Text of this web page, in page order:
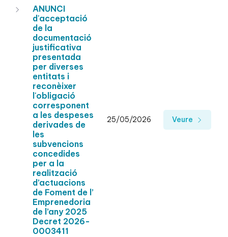
ANUNCI
d'acceptació
de la
documentació
justificativa
presentada
per diverses
entitats i
reconèixer
l'obligació
corresponent
a les despeses
derivades de
les
subvencions
concedides
per a la
realització
d’actuacions
de Foment de l’
Emprenedoria
de l’any 2025
Decret 2026-
0003411
25/05/2026 Veure